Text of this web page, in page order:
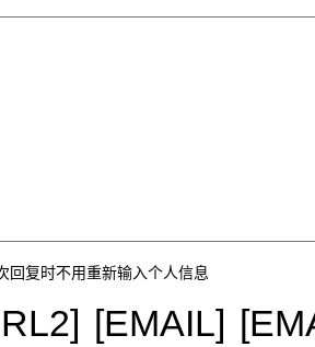
回复时不用重新输入个人信息
[EMAIL]